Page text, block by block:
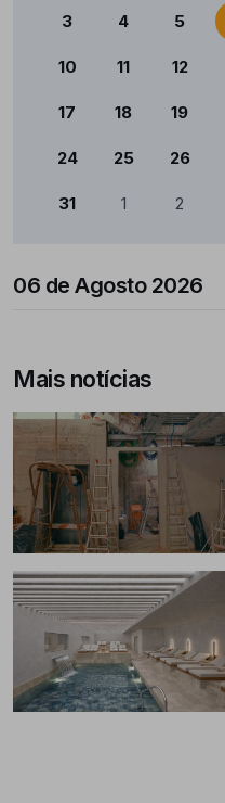
3 4 5
10 11 12
17 18 19
24 25 26
31 1 2
06 de Agosto 2026
Mais notícias